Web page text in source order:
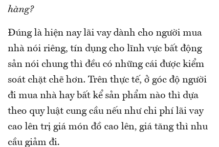
hàng?
Đúng là hiện nay lãi vay dành cho người mua
nhà nói riêng, tín dụng cho lĩnh vực bất động
sản nói chung thì đều có những cái được kiểm
soát chặt chẽ hơn. Trên thực tế, ở góc độ người
đi mua nhà hay bất kể sản phẩm nào thì dựa
theo quy luật cung cầu nếu như chi phí lãi vay
cao lên trị giá món đồ cao lên, giá tăng thì nhu
cầu giảm đi.